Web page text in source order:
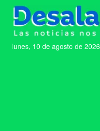
lunes, 10 de agosto de 2026